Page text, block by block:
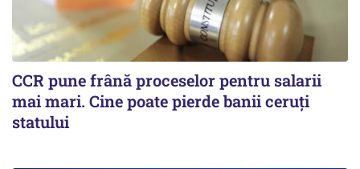
CCR pune frână proceselor pentru salarii
mai mari. Cine poate pierde banii ceruți
statului